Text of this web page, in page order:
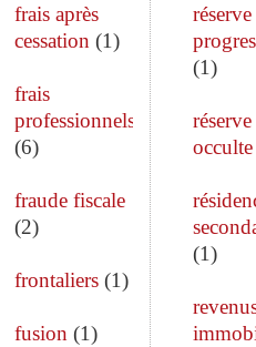
frais après
cessation (1)
frais
professionnels
(6)
fraude fiscale
(2)
frontaliers(1)
fusion (1)
(1)
réserve
occulte
(1)